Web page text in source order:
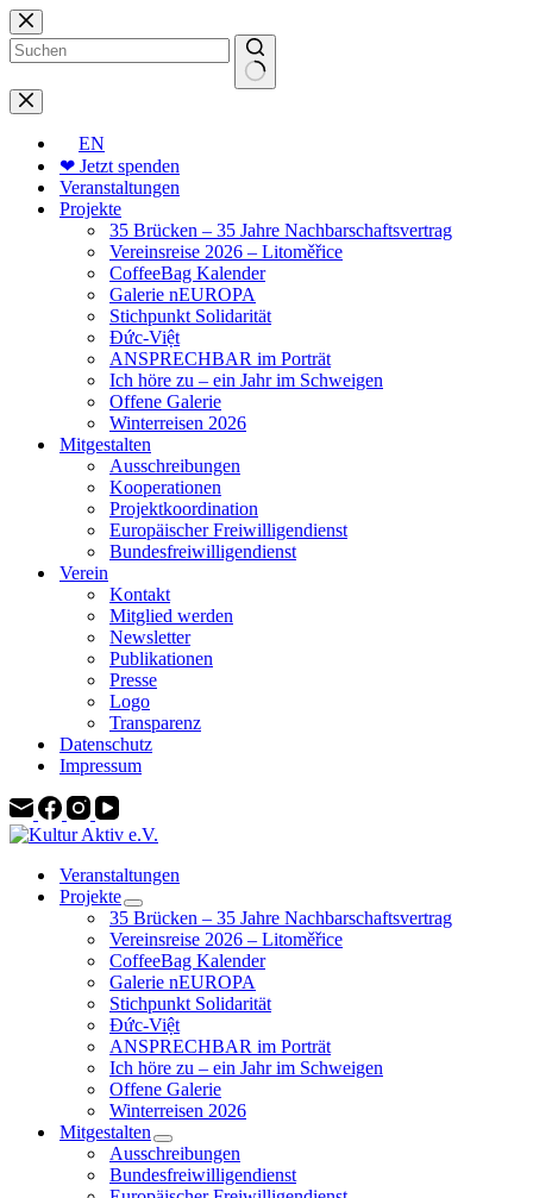
Zum
Inhalt
springen
Keine
Ergebnisse
EN
❤ Jetzt spenden
Veranstaltungen
Projekte
35 Brücken – 35 Jahre Nachbarschaftsvertrag
Vereinsreise 2026 – Litoměřice
CoffeeBag Kalender
Galerie nEUROPA
Stichpunkt Solidarität
Đức-Việt
ANSPRECHBAR im Porträt
Ich höre zu – ein Jahr im Schweigen
Offene Galerie
Winterreisen 2026
Mitgestalten
Ausschreibungen
Kooperationen
Projektkoordination
Europäischer Freiwilligendienst
Bundesfreiwilligendienst
Verein
Kontakt
Mitglied werden
Newsletter
Publikationen
Presse
Logo
Transparenz
Datenschutz
Impressum
Veranstaltungen
Projekte
35 Brücken – 35 Jahre Nachbarschaftsvertrag
Vereinsreise 2026 – Litoměřice
CoffeeBag Kalender
Galerie nEUROPA
Stichpunkt Solidarität
Đức-Việt
ANSPRECHBAR im Porträt
Ich höre zu – ein Jahr im Schweigen
Offene Galerie
Winterreisen 2026
Mitgestalten
Ausschreibungen
Bundesfreiwilligendienst